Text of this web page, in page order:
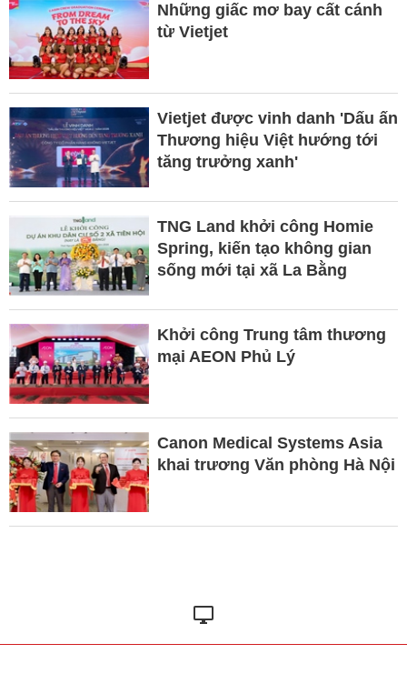
Những giấc mơ bay cất cánh
từ Vietjet
Vietjet được vinh danh 'Dấu ấn
Thương hiệu Việt hướng tới
tăng trưởng xanh'
TNG Land khởi công Homie
Spring, kiến tạo không gian
sống mới tại xã La Bằng
Khởi công Trung tâm thương
mại AEON Phủ Lý
Canon Medical Systems Asia
khai trương Văn phòng Hà Nội